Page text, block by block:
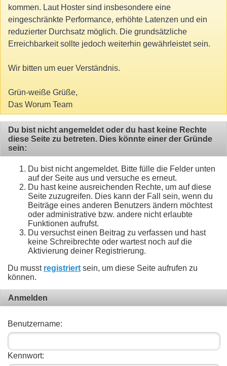
kommen. Laut Hoster sind insbesondere eine
eingeschränkte Performance, erhöhte Latenzen und ein
reduzierter Durchsatz möglich. Die grundsätzliche
Erreichbarkeit sollte jedoch weiterhin gewährleistet sein.
Wir bitten um euer Verständnis.
Grün-weiße Grüße,
Das Worum Team
Du bist nicht angemeldet oder du hast keine Rechte
diese Seite zu betreten. Dies könnte einer der Gründe
sein:
Du bist nicht angemeldet. Bitte fülle die Felder unten
auf der Seite aus und versuche es erneut.
Du hast keine ausreichenden Rechte, um auf diese
Seite zuzugreifen. Dies kann der Fall sein, wenn du
Beiträge eines anderen Benutzers ändern möchtest
oder administrative bzw. andere nicht erlaubte
Funktionen aufrufst.
Du versuchst einen Beitrag zu verfassen und hast
keine Schreibrechte oder wartest noch auf die
Aktivierung deiner Registrierung.
Du musst registriert sein, um diese Seite aufrufen zu
können.
Anmelden
Benutzername:
Kennwort: